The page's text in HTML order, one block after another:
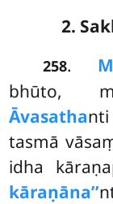
2.
258.
bhūto,
Āvasathanti
tasmā
idha
kāraṇāna’’